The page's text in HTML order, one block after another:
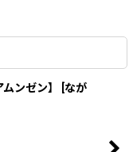
ンゼン】
なが